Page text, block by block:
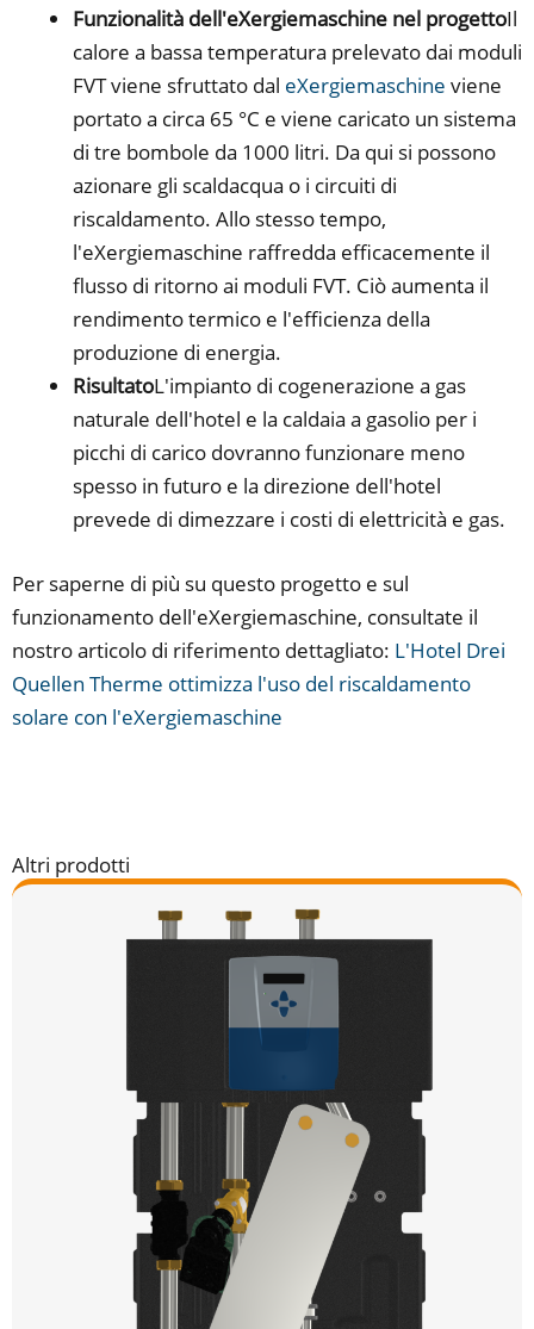
Funzionalità dell'eXergiemaschine nel progettoIl
calore a bassa temperatura prelevato dai moduli
FVT viene sfruttato dal eXergiemaschine viene
portato a circa 65 °C e viene caricato un sistema
di tre bombole da 1000 litri. Da qui si possono
azionare gli scaldacqua o i circuiti di
riscaldamento. Allo stesso tempo,
l'eXergiemaschine raffredda efficacemente il
flusso di ritorno ai moduli FVT. Ciò aumenta il
rendimento termico e l'efficienza della
produzione di energia.
RisultatoL'impianto di cogenerazione a gas
naturale dell'hotel e la caldaia a gasolio per i
picchi di carico dovranno funzionare meno
spesso in futuro e la direzione dell'hotel
prevede di dimezzare i costi di elettricità e gas.
Per saperne di più su questo progetto e sul
funzionamento dell'eXergiemaschine, consultate il
nostro articolo di riferimento dettagliato: L'Hotel Drei
Quellen Therme ottimizza l'uso del riscaldamento
solare con l'eXergiemaschine
Altri prodotti